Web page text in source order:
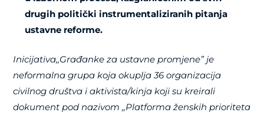
drugih politički instrumentaliziranih pitanja
ustavne reforme.
Inicijativa,,Građanke za ustavne promjene” je
neformalna grupa koja okuplja 36 organizacija
civilnog društva i aktivista/kinja koji su kreirali
dokument pod nazivom ,,Platforma ženskih prioriteta